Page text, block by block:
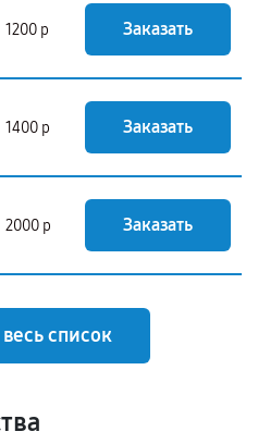
1200 р Заказать
1400 р Заказать
2000 р Заказать
список